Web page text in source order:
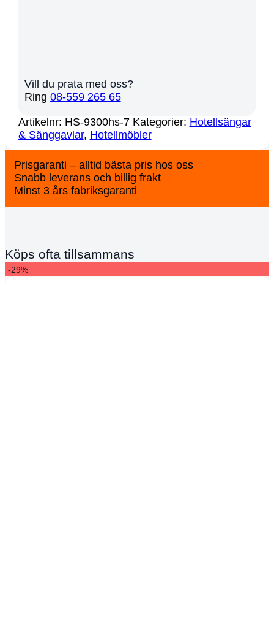
Vill du prata med oss?
Ring 08-559 265 65
Artikelnr: HS-9300hs-7 Kategorier: Hotellsängar
& Sänggavlar, Hotellmöbler
Prisgaranti – alltid bästa pris hos oss
Snabb leverans och billig frakt
Minst 3 års fabriksgaranti
Köps ofta tillsammans
-29%